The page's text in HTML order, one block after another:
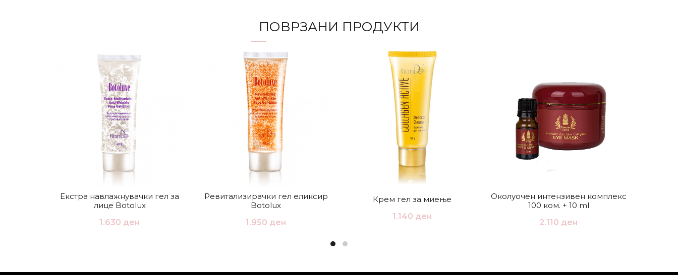
ПОВРЗАНИ ПРОДУКТИ
Екстра навлажнувачки гел за
лице Botolux
1.630 ден
Ревитализирачки гел еликсир
Botolux
1.950 ден
Крем гел за миење
1.140 ден
Околуочен интензивен комплекс
100 ком. + 10 ml
2.110 ден